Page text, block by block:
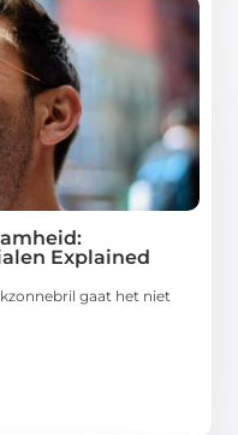
Explained
gaat het niet